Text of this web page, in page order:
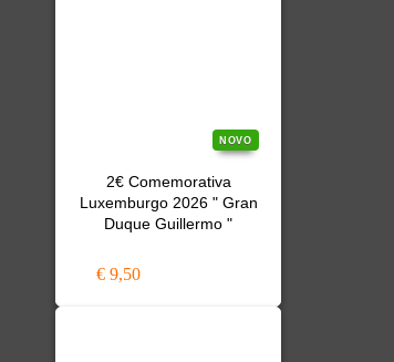
NOVO
2€ Comemorativa
Luxemburgo 2026 " Gran
Duque Guillermo "
€ 9,50